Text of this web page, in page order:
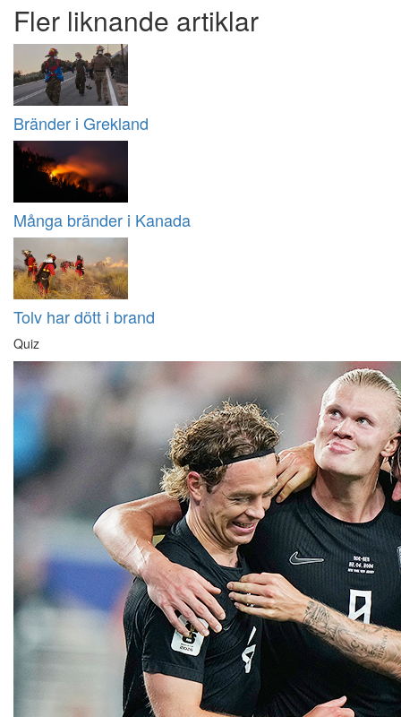
Fler liknande artiklar
Bränder i Grekland
Många bränder i Kanada
Tolv har dött i brand
Quiz